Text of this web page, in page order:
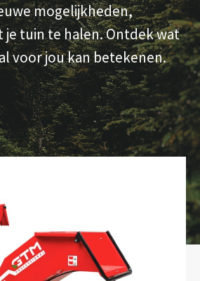
mogelijkheden,
je tuin te halen. Ontdek wat
voor jou kan betekenen.